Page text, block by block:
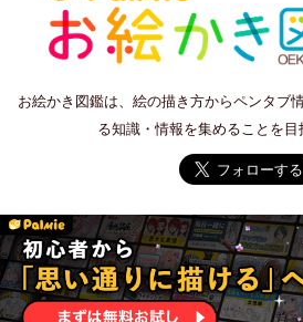
お絵かき図鑑は、絵の描き方からペンタブ
る知識・情報を集めることを目